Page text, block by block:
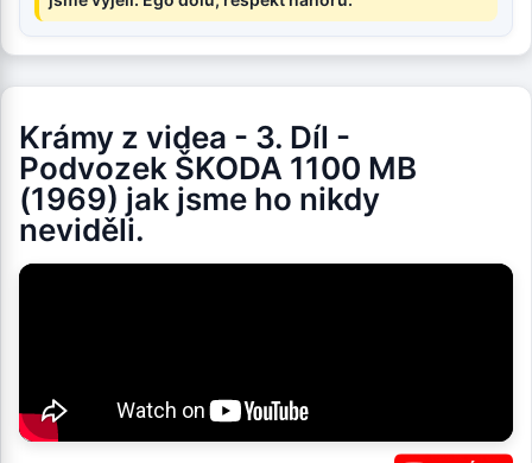
Krámy z videa - 3. Díl -
Podvozek ŠKODA 1100 MB
(1969) jak jsme ho nikdy
neviděli.